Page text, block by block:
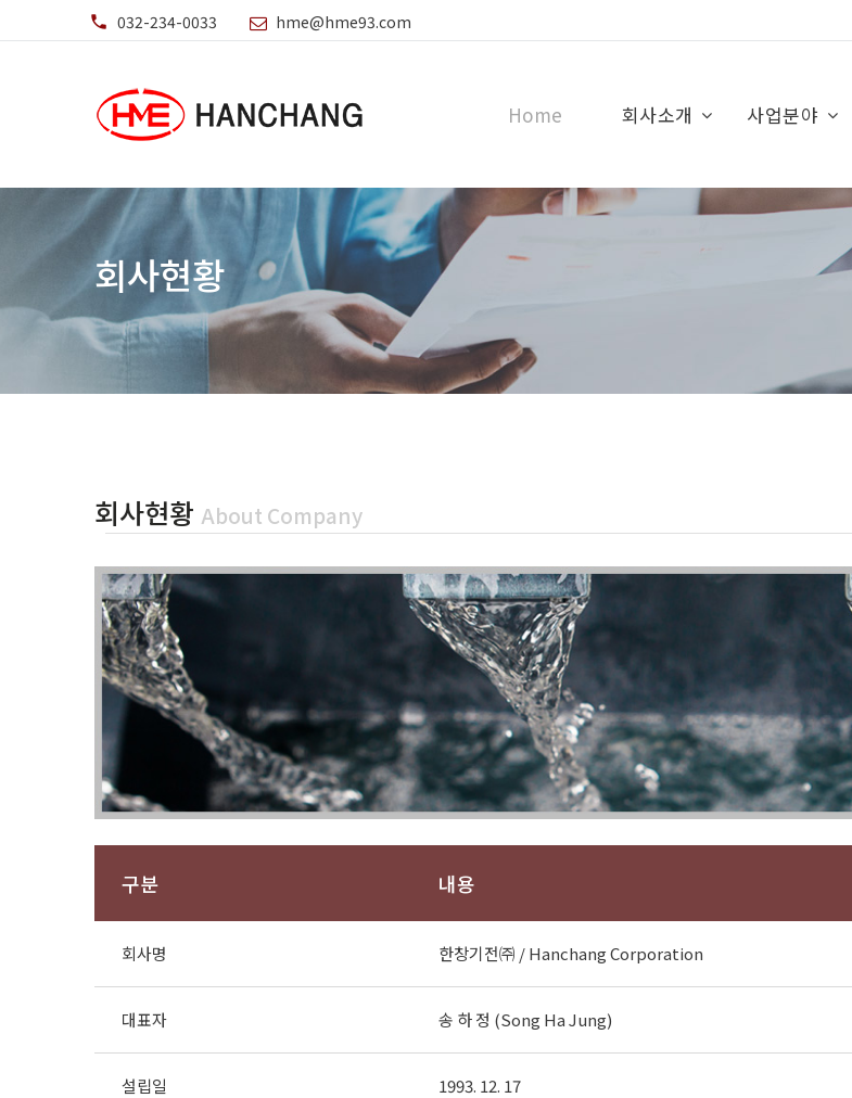
032-234-0033 hme@hme93.com
Home 회사소개 사업분야
회사현황
회사현황 About Company
구분 내용
회사명 한창기전㈜ / Hanchang Corporation
대표자 송 하 정 (Song Ha Jung)
설립일 1993. 12. 17